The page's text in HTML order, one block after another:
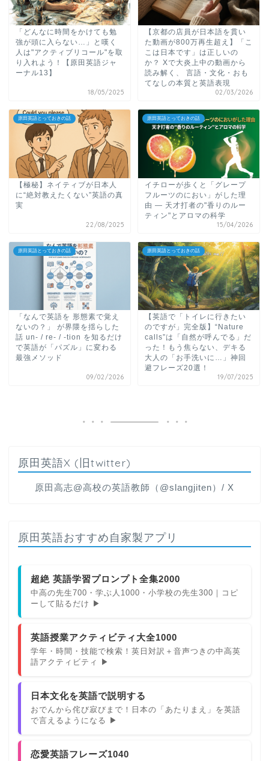
「どんなに時間をかけても勉
強が頭に入らない…」と嘆く
人は"アクティブリコール"を取
り入れよう！【原田英語ジャ
ーナル13】
18/05/2025
【京都の店員が日本語を貫い
た動画が800万再生超え】「こ
こは日本です」は正しいの
か？ Xで大炎上中の動画から
読み解く、 言語・文化・おも
てなしの本質と英語表現
02/03/2026
原田英語とっておきの話
【極秘】ネイティブが日本人
に“絶対教えたくない”英語の真
実
22/08/2025
原田英語とっておきの話
イチローが歩くと「グレープ
フルーツのにおい」がした理
由 ― 天才打者の"香りのルー
ティン"とアロマの科学
15/04/2026
原田英語とっておきの話
「なんで英語を 形態素で覚え
ないの？」 が界隈を揺らした
話 un- / re- / -tion を知るだけ
で英語が「パズル」に変わる
最強メソッド
09/02/2026
原田英語とっておきの話
【英語で「トイレに行きたい
のですが」完全版】“Nature
calls”は「自然が呼んでる」だ
った！もう焦らない、デキる
大人の「お手洗いに…」神回
避フレーズ20選！
19/07/2025
原田英語X (旧twitter)
原田高志@高校の英語教師（@slangjiten）/ X
原田英語おすすめ自家製アプリ
超絶 英語学習プロンプト全集2000
中高の先生700・学ぶ人1000・小学校の先生300｜コピ
ーして貼るだけ ▶
英語授業アクティビティ大全1000
学年・時間・技能で検索！英日対訳＋音声つきの中高英
語アクティビティ ▶
日本文化を英語で説明する
おでんから侘び寂びまで！日本の「あたりまえ」を英語
で言えるようになる ▶
恋愛英語フレーズ1040